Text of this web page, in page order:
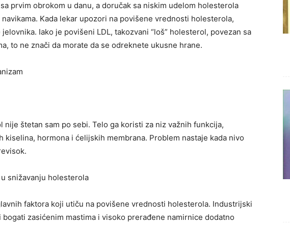
prvim obrokom u danu, a doručak sa niskim udelom holesterola
Kada lekar upozori na povišene vrednosti holesterola,
Iako je povišeni LDL, takozvani “loš” holesterol, povezan sa
to ne znači da morate da se odreknete ukusne hrane.
nije štetan sam po sebi. Telo ga koristi za niz važnih funkcija,
kiselina, hormona i ćelijskih membrana. Problem nastaje kada nivo
snižavanju holesterola
faktora koji utiču na povišene vrednosti holesterola. Industrijski
zasićenim mastima i visoko prerađene namirnice dodatno